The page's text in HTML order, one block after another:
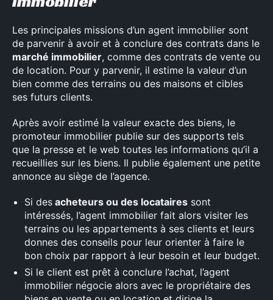
Les principales missions d’un agent immobilier sont
de parvenir à avoir et à conclure des contrats dans le
marché immobilier, comme des contrats de vente ou
de location. Pour y parvenir, il estime la valeur d’un
bien comme des terrains ou des maisons et cibles
ses futurs clients.
Après avoir estimé la valeur exacte des biens, le
promoteur immobilier publie sur des supports tels
que la presse et le web toutes les informations qu’il a
recueillies sur les biens. Il publie également une petite
annonce au siège de l’agence.
Si des acheteurs ou des locataires sont
intéressés, l’agent immobilier fait alors visiter les
terrains ou les appartements à ses clients et leurs
donnes des conseils pour leur orienter à faire le
bon choix par rapport à leur besoin et leur budget.
Si le client est prêt à conclure l’achat, l’agent
immobilier négocie alors avec le propriétaire des